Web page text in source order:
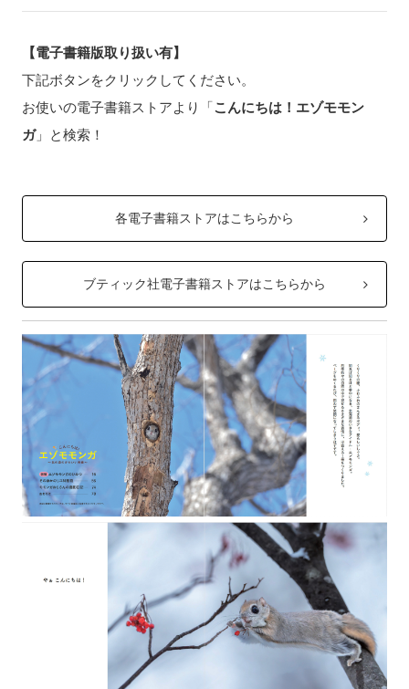
【電子書籍版取り扱い有】
下記ボタンをクリックしてください。
お使いの電子書籍ストアより「こんにちは！エゾモモン
ガ」と検索！
各電子書籍ストアはこちらから
ブティック社電子書籍ストアはこちらから